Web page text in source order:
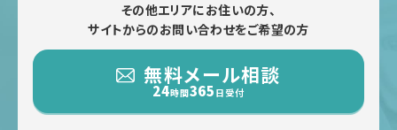
その他エリアにお住いの方、
サイトからのお問い合わせをご希望の方
無料メール相談
24時間365 日受付